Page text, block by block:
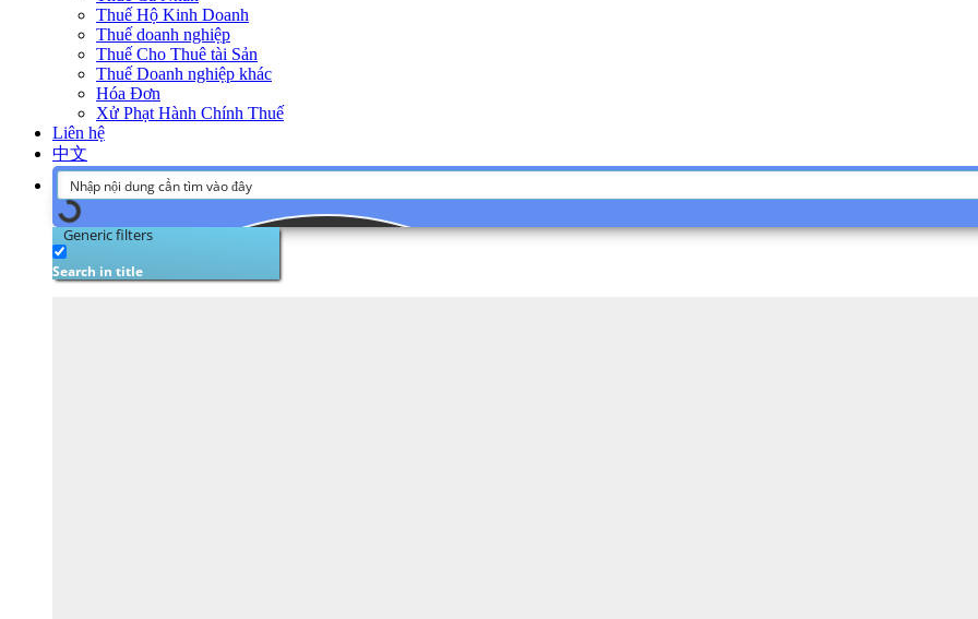
Thuế Hộ Kinh Doanh
Thuế doanh nghiệp
Thuế Cho Thuê tài Sản
Thuế Doanh nghiệp khác
Hóa Đơn
Xử Phạt Hành Chính Thuế
Liên hệ
中文
Generic filters
Search in title